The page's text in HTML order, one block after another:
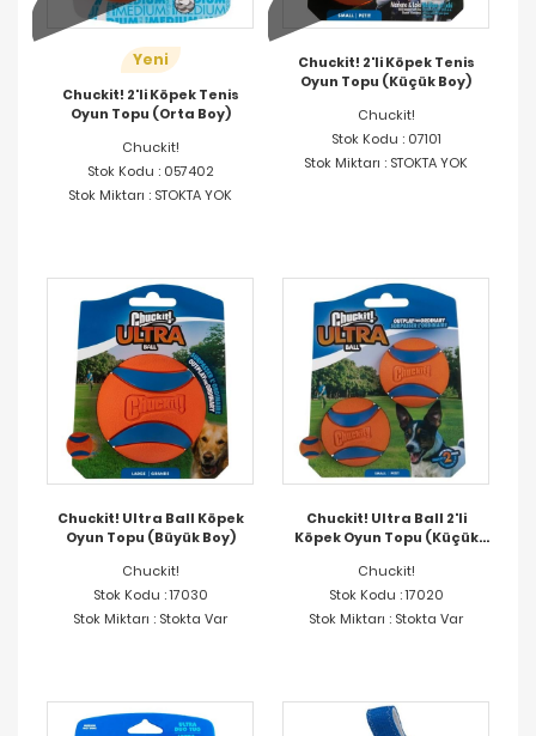
Yeni
Chuckit! 2'li Köpek Tenis
Oyun Topu (Orta Boy)
Chuckit!
Stok Kodu : 057402
Stok Miktarı : STOKTA YOK
Chuckit! 2'li Köpek Tenis
Oyun Topu (Küçük Boy)
Chuckit!
Stok Kodu : 07101
Stok Miktarı : STOKTA YOK
Chuckit! Ultra Ball Köpek
Oyun Topu (Büyük Boy)
Chuckit!
Stok Kodu : 17030
Stok Miktarı : Stokta Var
Chuckit! Ultra Ball 2'li
Köpek Oyun Topu (Küçük
Chuckit!
Stok Kodu : 17020
Stok Miktarı : Stokta Var